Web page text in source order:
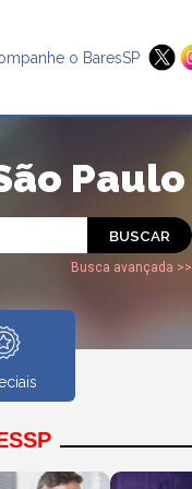
o BaresSP
Paulo
Busca avançada >>